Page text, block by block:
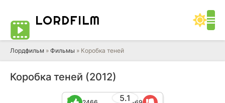
LORDFILM
Лордфильм » Фильмы » Коробка теней
Коробка теней (2012)
5.1